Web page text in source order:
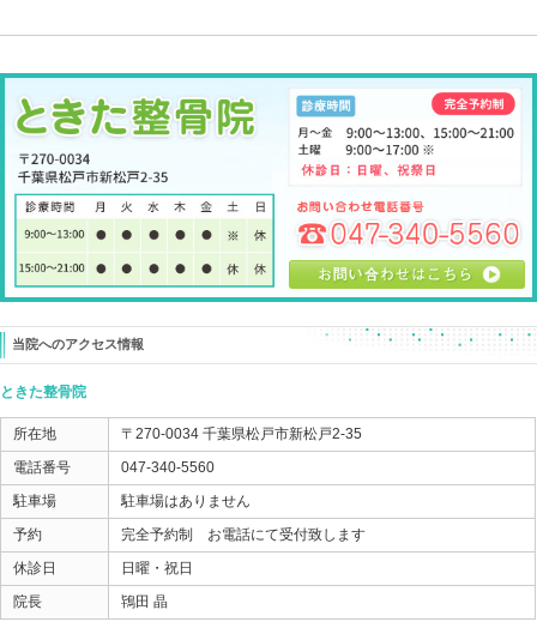
前回の治療で、
右足首を調整させていただき、
２回目の土曜日で話を聞かせてもらうと
寝てても痛くない。
歩きもさほど気にならない。
そう言えば、むくみも少なくなった。
とのこと。
足首のかみ合わせの悪さが
リンパの流れを悪くしてしまうこと
結構あります。
代謝が悪くなり、
筋肉が固くなり、
坐骨神経痛のような症状になってしまう。
この場合、
腰を治療しても良くなりません。
足がむくんでしまうのは
いろんなケースがありますが、